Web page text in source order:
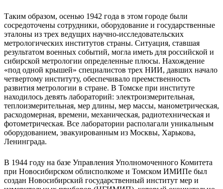
Таким образом, осенью 1942 года в этом городе были
сосредоточены сотрудники, оборудование и государственные
эталоны из трех ведущих научно-исследовательских
метрологических институтов страны. Ситуация, ставшая
результатом военных событий, могла иметь для российской и
сибирской метрологии определенные плюсы. Нахождение
«под одной крышей» специалистов трех НИИ, давших начало
четвертому институту, обеспечивало преемственность
развития метрологии в стране. В Томске при институте
находилось девять лабораторий: электроизмерительная,
теплоизмерительная, мер длины, мер массы, манометрическая,
расходомерная, времени, механическая, радиотехническая и
фотометрическая. Все лаборатории располагали уникальным
оборудованием, эвакуированным из Москвы, Харькова,
Ленинграда.
В 1944 году на базе Управления Уполномоченного Комитета
при Новосибирском облисполкоме и Томском ИМИПе был
создан Новосибирский государственный институт мер и